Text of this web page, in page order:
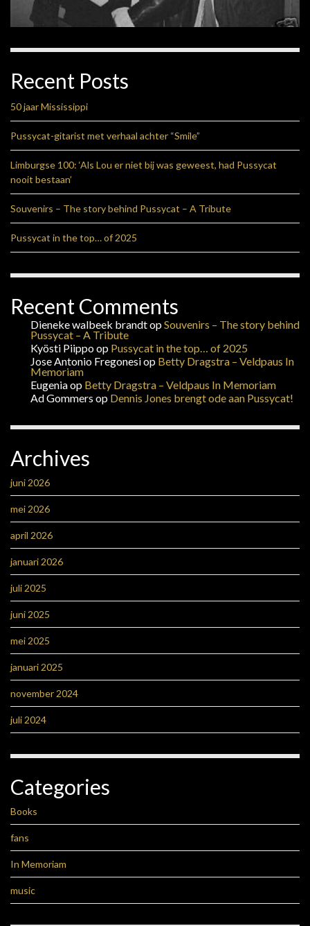
Recent Posts
50 jaar Mississippi
Pussycat-gitarist met verhaal achter “Smile”
Limburgse 100: ‘Als Lou er niet bij was geweest, had Pussycat
nooit bestaan’
Souvenirs – The story behind Pussycat – A Tribute
Pussycat in the top… of 2025
Recent Comments
Dieneke walbeek brandtopSouvenirs – The story behind
Pussycat – A Tribute
Kyösti Piippoop Pussycat in the top… of 2025
Jose Antonio Fregonesiop Betty Dragstra – Veldpaus In
Memoriam
Eugeniaop Betty Dragstra – Veldpaus In Memoriam
Ad Gommers op Dennis Jones brengt ode aan Pussycat!
Archives
juni 2026
mei 2026
april 2026
januari 2026
juli 2025
juni 2025
mei 2025
januari 2025
november 2024
juli 2024
Categories
Books
fans
In Memoriam
music